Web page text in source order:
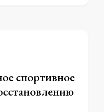
спортивное